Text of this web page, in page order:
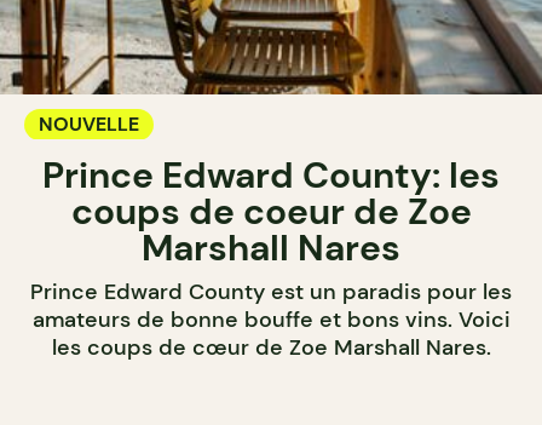
NOUVELLE
Prince Edward County: les
coups de coeur de Zoe
Marshall Nares
Prince Edward County est un paradis pour les
amateurs de bonne bouffe et bons vins. Voici
les coups de cœur de Zoe Marshall Nares.